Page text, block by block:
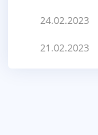
24.02.2023
21.02.2023